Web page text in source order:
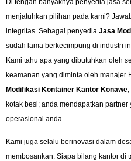
menjatuhkan pilihan pada kami?
integritas. Sebagai penyedia Jasa
sudah lama berkecimpung di industri
Kami tahu apa yang dibutuhkan oleh
keamanan yang diminta oleh manajer
Modifikasi Kontainer Kantor Konawe
kotak besi; anda mendapatkan
operasional anda.
Kami juga selalu berinovasi dalam
membosankan. Siapa bilang kantor di